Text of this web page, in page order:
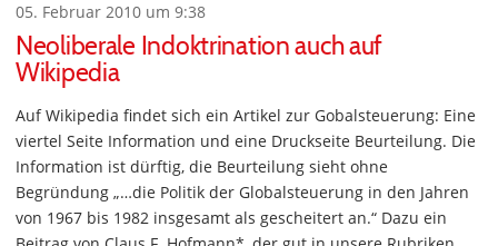
05. Februar 2010 um 9:38
Neoliberale Indoktrination auch auf
Wikipedia
Auf Wikipedia findet sich ein Artikel zur Gobalsteuerung: Eine
viertel Seite Information und eine Druckseite Beurteilung. Die
Information ist dürftig, die Beurteilung sieht ohne
Begründung „…die Politik der Globalsteuerung in den Jahren
von 1967 bis 1982 insgesamt als gescheitert an.“ Dazu ein